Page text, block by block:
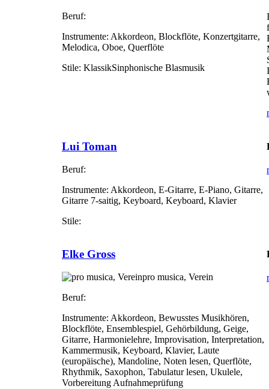
Beruf:
Instrumente: Akkordeon, Blockflöte, Konzertgitarre,
Melodica, Oboe, Querflöte
Stile: KlassikSinphonische Blasmusik
Lui Toman
Beruf:
Instrumente: Akkordeon, E-Gitarre, E-Piano, Gitarre,
Gitarre 7-saitig, Keyboard, Keyboard, Klavier
Stile:
Elke Gross
pro musica, Verein
Beruf:
Instrumente: Akkordeon, Bewusstes Musikhören,
Blockflöte, Ensemblespiel, Gehörbildung, Geige,
Gitarre, Harmonielehre, Improvisation, Interpretation,
Kammermusik, Keyboard, Klavier, Laute
(europäische), Mandoline, Noten lesen, Querflöte,
Rhythmik, Saxophon, Tabulatur lesen, Ukulele,
Vorbereitung Aufnahmeprüfung